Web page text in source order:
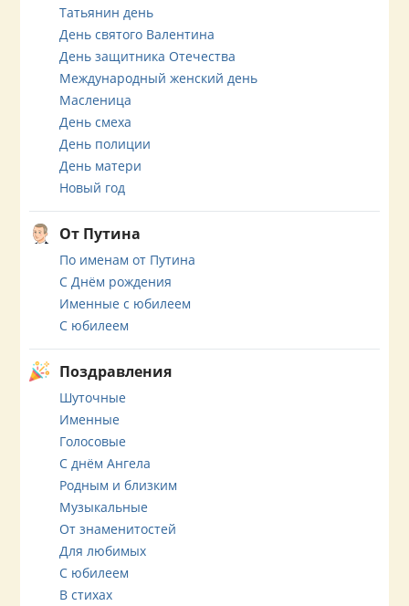
Татьянин день
День святого Валентина
День защитника Отечества
Международный женский день
Масленица
День смеха
День полиции
День матери
Новый год
От Путина
По именам от Путина
С Днём рождения
Именные с юбилеем
С юбилеем
Поздравления
Шуточные
Именные
Голосовые
С днём Ангела
Родным и близким
Музыкальные
От знаменитостей
Для любимых
С юбилеем
В стихах